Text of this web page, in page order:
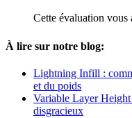
Cette évaluation vous
À lire sur notre blog:
Lightning Infill :
et du poids
Variable Layer
disgracieux